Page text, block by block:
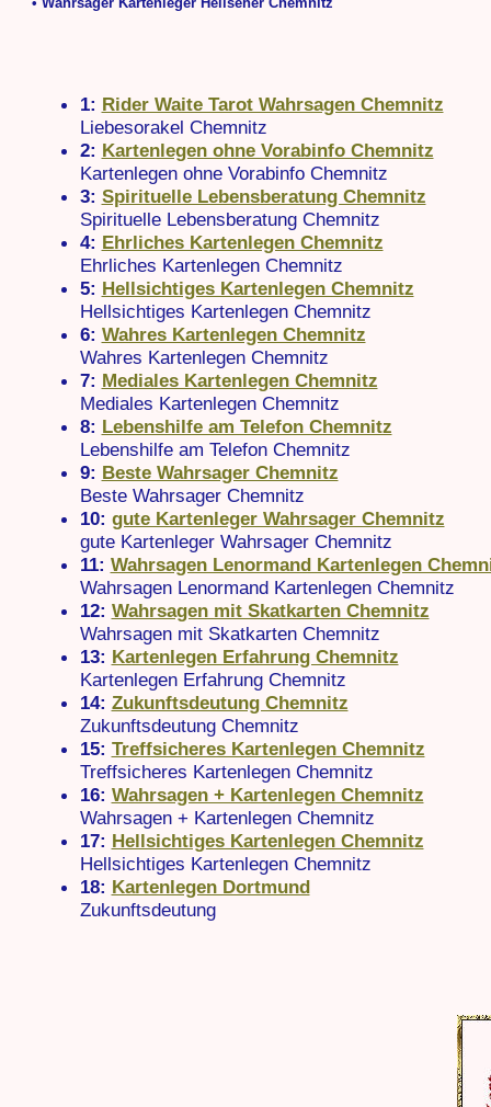
1: Rider Waite Tarot Wahrsagen Chemnitz
Liebesorakel Chemnitz
2: Kartenlegen ohne Vorabinfo Chemnitz
Kartenlegen ohne Vorabinfo Chemnitz
3: Spirituelle Lebensberatung Chemnitz
Spirituelle Lebensberatung Chemnitz
4: Ehrliches Kartenlegen Chemnitz
Ehrliches Kartenlegen Chemnitz
5: Hellsichtiges Kartenlegen Chemnitz
Hellsichtiges Kartenlegen Chemnitz
6: Wahres Kartenlegen Chemnitz
Wahres Kartenlegen Chemnitz
7: Mediales Kartenlegen Chemnitz
Mediales Kartenlegen Chemnitz
8: Lebenshilfe am Telefon Chemnitz
Lebenshilfe am Telefon Chemnitz
9: Beste Wahrsager Chemnitz
Beste Wahrsager Chemnitz
10: gute Kartenleger Wahrsager Chemnitz
gute Kartenleger Wahrsager Chemnitz
11: Wahrsagen Lenormand Kartenlegen
Wahrsagen Lenormand Kartenlegen Chemnitz
12: Wahrsagen mit Skatkarten Chemnitz
Wahrsagen mit Skatkarten Chemnitz
13: Kartenlegen Erfahrung Chemnitz
Kartenlegen Erfahrung Chemnitz
14: Zukunftsdeutung Chemnitz
Zukunftsdeutung Chemnitz
15: Treffsicheres Kartenlegen Chemnitz
Treffsicheres Kartenlegen Chemnitz
16: Wahrsagen + Kartenlegen Chemnitz
Wahrsagen + Kartenlegen Chemnitz
17: Hellsichtiges Kartenlegen Chemnitz
Hellsichtiges Kartenlegen Chemnitz
18: Kartenlegen Dortmund
Zukunftsdeutung